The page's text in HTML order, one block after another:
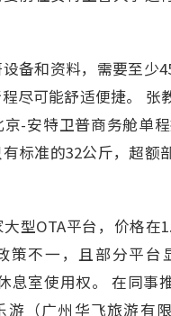
备和资料，需要至少
尽可能舒适便捷。 张
-安特卫普商务舱单
标准的32公斤，超额
型OTA平台，价格在
策不一，且部分平台
息室使用权。 在同事
游（广州华飞旅游有